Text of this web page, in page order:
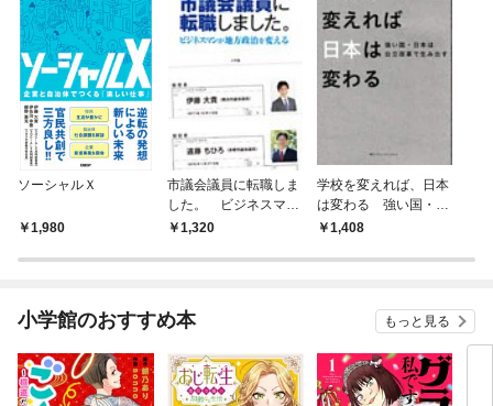
ソーシャルＸ
1,980
市議会議員に転職しま
した。 ビジネスマン
が地方政治を変える
1,320
学校を変えれば、日本
は変わる 強い国・日
本は公立改革で生み出
1,408
小学館のおすすめ本 もっと見る